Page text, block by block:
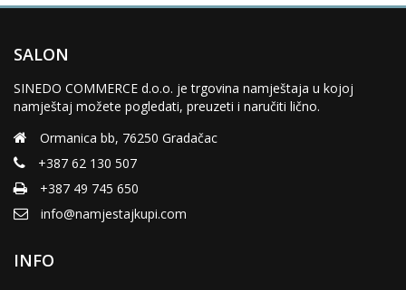
SALON
SINEDO COMMERCE d.o.o. je trgovina namještaja u kojoj
namještaj možete pogledati, preuzeti i naručiti lično.
Ormanica bb, 76250 Gradačac
+387 62 130 507
+387 49 745 650
info@namjestajkupi.com
INFO